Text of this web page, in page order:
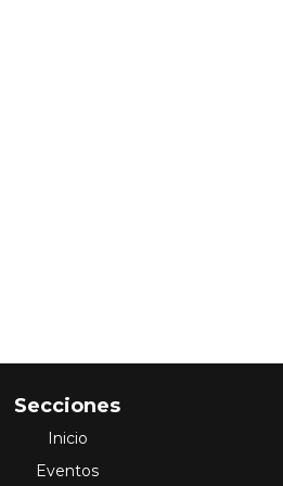
Secciones
Inicio
Eventos